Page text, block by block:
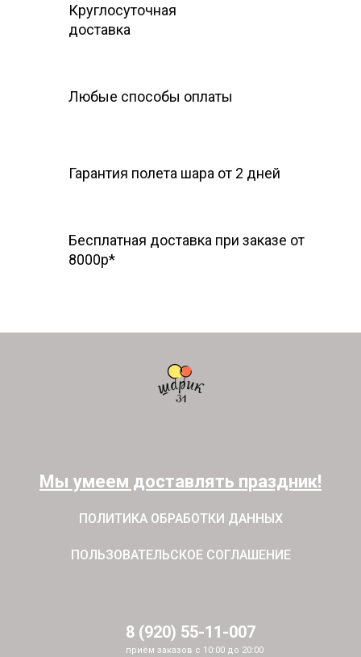
Круглосуточная
доставка
Любые способы оплаты
Гарантия полета шара от 2 дней
Бесплатная доставка при заказе от
8000р*
Мы умеем доставлять праздник!
ПОЛИТИКА ОБРАБОТКИ ДАННЫХ
ПОЛЬЗОВАТЕЛЬСКОЕ СОГЛАШЕНИЕ
8 (920) 55-11-007
приём заказов с 10:00 до 20:00